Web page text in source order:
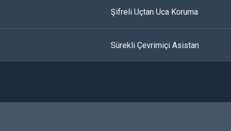
Şifreli Uçtan Uca Koruma
Sürekli Çevrimiçi Asistan